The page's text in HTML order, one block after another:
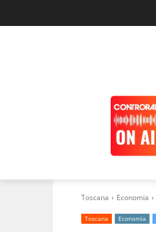
Toscana Economia
Toscana Economia